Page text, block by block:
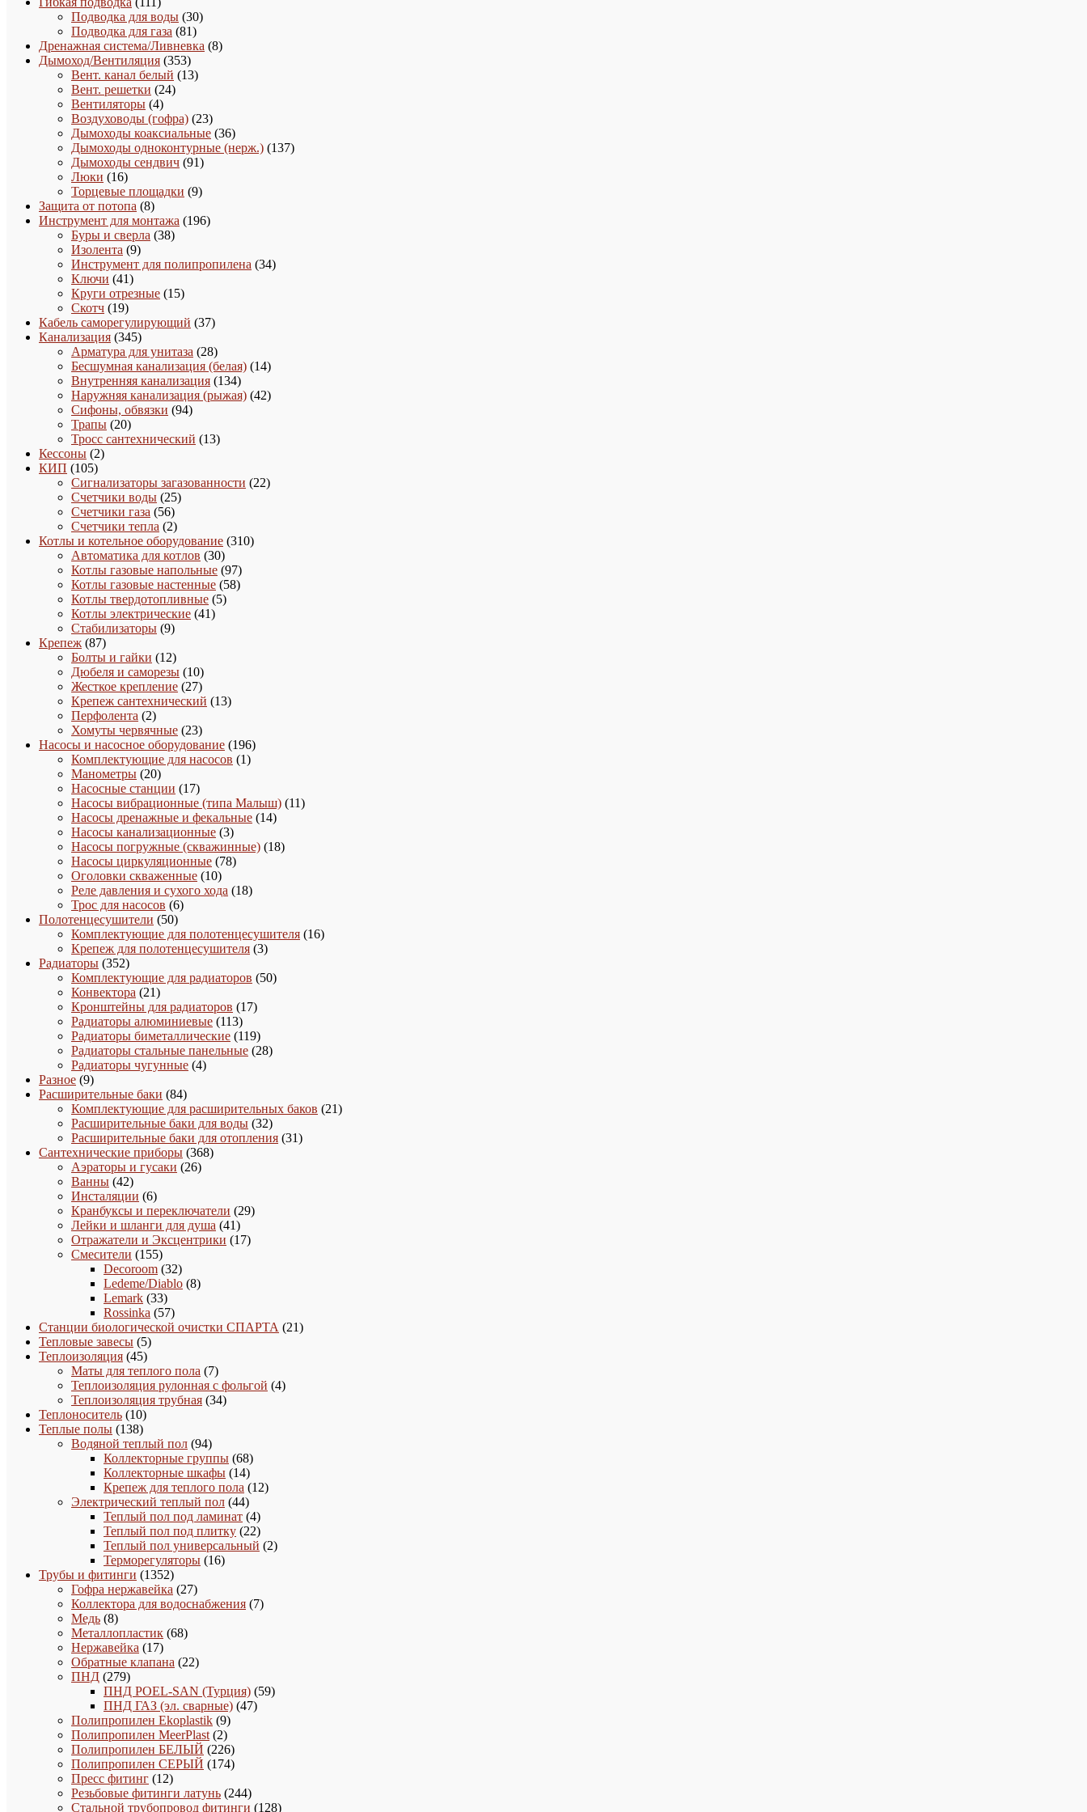
товаров
Подводка для воды 3030
Подводка для газа 8181
товар
Дренажная система/Ливневка 88
Дымоход/Вентиляция 353353
товара
Вент. канал белый 1313
Вент. решетки 2424
Вентиляторы 44
товара
Воздуховоды (гофра) 2323
товара
Дымоходы коаксиальные 3636
товаров
Дымоходы одноконтурные (нерж.) 137137
Дымоходы сендвич 9191
Люки 1616
товаров
Торцевые площадки 99
Защита от потопа 88
товаров
Инструмент для монтажа 196196
Буры и сверла 3838
Изолента 99
товаров
Инструмент для полипропилена 3434
Ключи 4141
товар
Круги отрезные 1515
Скотч 1919
товаров
Кабель саморегулирующий 3737
Канализация 345345
товаров
Арматура для унитаза 2828
товаров
Бесшумная канализация (белая) 1414
Внутренняя канализация 134134
товара
Наружняя канализация (рыжая) 4242
Сифоны, обвязки 9494
Трапы 2020
товаров
Тросс сантехнический 1313
Кессоны 22
КИП 105105
товаров
Сигнализаторы загазованности 2222
Счетчики воды 2525
Счетчики газа 5656
товаров
Счетчики тепла 22
товара
Котлы и котельное оборудование 310310
Автоматика для котлов 3030
товаров
Котлы газовые напольные 9797
товаров
Котлы газовые настенные 5858
Котлы твердотопливные 55
Котлы электрические 4141
Стабилизаторы 99
Крепеж 8787
товаров
Болты и гайки 1212
товаров
Дюбеля и саморезы 1010
товаров
Жесткое крепление 2727
товаров
Крепеж сантехнический 1313
Перфолента 22
товара
Хомуты червячные 2323
товара
Насосы и насосное оборудование 196196
Комплектующие для насосов 11
Манометры 2020
товаров
Насосные станции 1717
товаров
Насосы вибрационные (типа Малыш) 1111
Насосы дренажные и фекальные 1414
Насосы канализационные 33
товара
Насосы погружные (скважинные) 1818
Насосы циркуляционные 7878
Оголовки скваженные 1010
товаров
Реле давления и сухого хода 1818
Трос для насосов 66
Полотенцесушители 5050
товаров
Комплектующие для полотенцесушителя 1616
Крепеж для полотенцесушителя 33
Радиаторы 352352
товара
Комплектующие для радиаторов 5050
Конвектора 2121
товар
Кронштейны для радиаторов 1717
Радиаторы алюминиевые 113113
товаров
Радиаторы биметаллические 119119
товаров
Радиаторы стальные панельные 2828
Радиаторы чугунные 44
Разное 99
товаров
Расширительные баки 8484
товара
Комплектующие для расширительных баков 2121
Расширительные баки для воды 3232
товара
Расширительные баки для отопления 3131
Сантехнические приборы 368368
Аэраторы и гусаки 2626
Ванны 4242
товара
Инсталяции 66
товаров
Кранбуксы и переключатели 2929
Лейки и шланги для душа 4141
товар
Отражатели и Эксцентрики 1717
Смесители 155155
товаров
Decoroom 3232
товара
Ledeme/Diablo 88
Lemark 3333
товара
Rossinka 5757
товаров
Станции биологической очистки СПАРТА 2121
Тепловые завесы 55
товаров
Теплоизоляция 4545
товаров
Маты для теплого пола 77
товаров
Теплоизоляция рулонная с фольгой 44
Теплоизоляция трубная 3434
Теплоноситель 1010
товаров
Теплые полы 138138
товаров
Водяной теплый пол 9494
товара
Коллекторные группы 6868
товаров
Коллекторные шкафы 1414
товаров
Крепеж для теплого пола 1212
Электрический теплый пол 4444
товара
Теплый пол под ламинат 44
товара
Теплый пол под плитку 2222
товара
Теплый пол универсальный 22
Терморегуляторы 1616
Трубы и фитинги 13521352
товара
Гофра нержавейка 2727
товаров
Коллектора для водоснабжения 77
Медь 88
товаров
Металлопластик 6868
Нержавейка 1717
товаров
Обратные клапана 2222
ПНД 279279
товаров
ПНД POEL-SAN (Турция) 5959
ПНД ГАЗ (эл. сварные) 4747
Полипропилен Ekoplastik 99
товаров
Полипропилен MeerPlast 22
товара
Полипропилен БЕЛЫЙ 226226
товаров
Полипропилен СЕРЫЙ 174174
Пресс фитинг 1212
товаров
Резьбовые фитинги латунь 244244
товара
Стальной трубопровод фитинги 128128